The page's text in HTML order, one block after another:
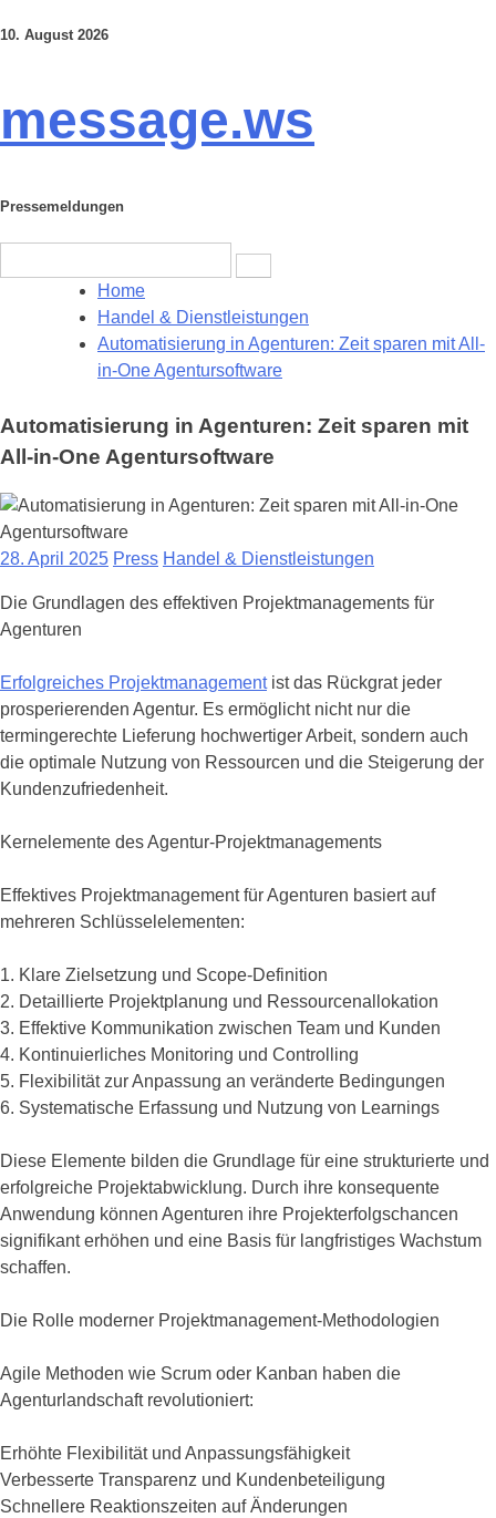
Skip
10. August 2026
message.ws
Pressemeldungen
for:
Home
Handel & Dienstleistungen
Automatisierung in Agenturen: Zeit sparen mit All-
in-One Agentursoftware
Automatisierung in Agenturen: Zeit sparen mit
All-in-One Agentursoftware
28. April 2025 Press Handel & Dienstleistungen
Die Grundlagen des effektiven Projektmanagements für
Agenturen
Erfolgreiches Projektmanagementist das Rückgrat jeder
prosperierenden Agentur. Es ermöglicht nicht nur die
termingerechte Lieferung hochwertiger Arbeit, sondern auch
die optimale Nutzung von Ressourcen und die Steigerung der
Kundenzufriedenheit.
Kernelemente des Agentur-Projektmanagements
Effektives Projektmanagement für Agenturen basiert auf
mehreren Schlüsselelementen:
1. Klare Zielsetzung und Scope-Definition
2. Detaillierte Projektplanung und Ressourcenallokation
3. Effektive Kommunikation zwischen Team und Kunden
4. Kontinuierliches Monitoring und Controlling
5. Flexibilität zur Anpassung an veränderte Bedingungen
6. Systematische Erfassung und Nutzung von Learnings
Diese Elemente bilden die Grundlage für eine strukturierte und
erfolgreiche Projektabwicklung. Durch ihre konsequente
Anwendung können Agenturen ihre Projekterfolgschancen
signifikant erhöhen und eine Basis für langfristiges Wachstum
schaffen.
Die Rolle moderner Projektmanagement-Methodologien
Agile Methoden wie Scrum oder Kanban haben die
Agenturlandschaft revolutioniert:
Erhöhte Flexibilität und Anpassungsfähigkeit
Verbesserte Transparenz und Kundenbeteiligung
Schnellere Reaktionszeiten auf Änderungen